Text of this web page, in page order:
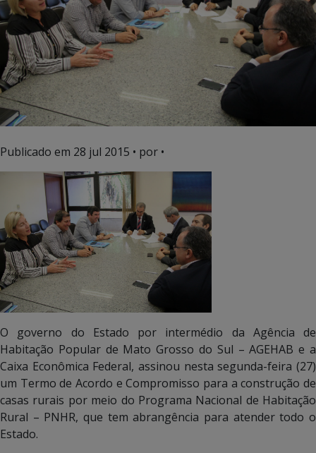
Publicado em 28 jul 2015 • por •
O governo do Estado por intermédio da Agência de
Habitação Popular de Mato Grosso do Sul – AGEHAB e a
Caixa Econômica Federal, assinou nesta segunda-feira (27)
um Termo de Acordo e Compromisso para a construção de
casas rurais por meio do Programa Nacional de Habitação
Rural – PNHR, que tem abrangência para atender todo o
Estado.